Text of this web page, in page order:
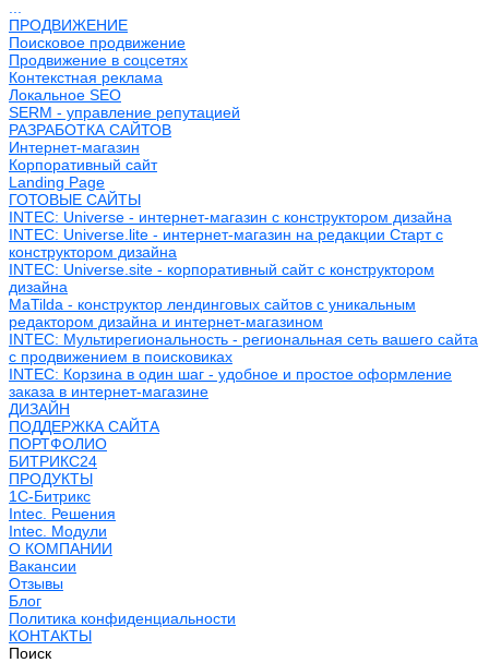
ПРОДВИЖЕНИЕ
Поисковое продвижение
Продвижение в соцсетях
Контекстная реклама
Локальное SEO
SERM - управление репутацией
РАЗРАБОТКА САЙТОВ
Интернет-магазин
Корпоративный сайт
Landing Page
ГОТОВЫЕ САЙТЫ
INTEC: Universe - интернет-магазин с конструктором дизайна
INTEC: Universe.lite - интернет-магазин на редакции Старт с
конструктором дизайна
INTEC: Universe.site - корпоративный сайт с конструктором
дизайна
MaTilda - конструктор лендинговых сайтов с уникальным
редактором дизайна и интернет-магазином
INTEC: Мультирегиональность - региональная сеть вашего сайта
с продвижением в поисковиках
INTEC: Корзина в один шаг - удобное и простое оформление
заказа в интернет-магазине
ДИЗАЙН
ПОДДЕРЖКА САЙТА
ПОРТФОЛИО
БИТРИКС24
ПРОДУКТЫ
1С-Битрикс
Intec. Решения
Intec. Модули
О КОМПАНИИ
Вакансии
Отзывы
Блог
Политика конфиденциальности
КОНТАКТЫ
Поиск